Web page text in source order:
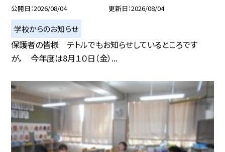
公開日 2026/08/04 更新日 2026/08/04
学校からのお知らせ
保護者の皆様 テトルでもお知らせしているところです
が， 今年度は8月１０日（金）...